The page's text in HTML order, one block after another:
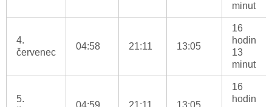
minut
4.
červenec
04:58 21:11 13:05
16
hodin
13
minut
5.
16
hodin